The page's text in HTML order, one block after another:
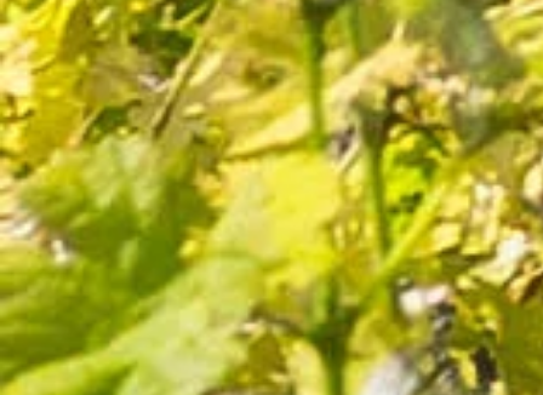
25 avis
6,60 €